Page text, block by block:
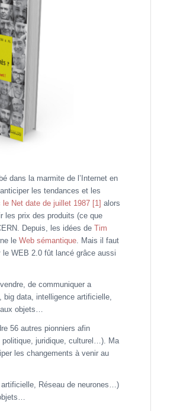
dans la marmite de l’Internet en
les tendances et les
Net date de juillet 1987 [1] alors
les prix des produits (ce que
Depuis, les idées de Tim
le Web sémantique. Mais il faut
le WEB 2.0 fût lancé grâce aussi
de communiquer a
big data, intelligence artificielle,
aux objets…
56 autres pionniers afin
politique, juridique, culturel…). Ma
les changements à venir au
Réseau de neurones…)